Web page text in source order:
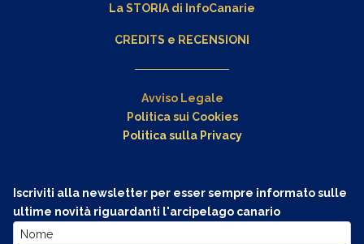
La STORIA di InfoCanarie
CREDITS e RECENSIONI
Avviso Legale
Politica sui Cookies
Politica sulla Privacy
Iscriviti alla newsletter per esser sempre informato sulle
ultime novità riguardanti l'arcipelago canario